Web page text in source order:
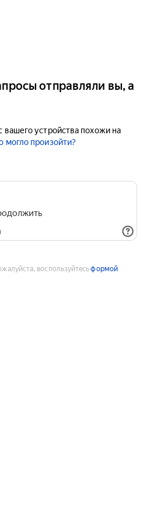
отправляли вы, а
вашего устройства похожи на
могло произойти?
воспользуйтесьформой